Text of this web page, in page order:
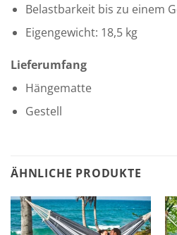
Belastbarkeit bis zu einem
Eigengewicht: 18,5 kg
Lieferumfang
Hängematte
Gestell
ÄHNLICHE PRODUKTE